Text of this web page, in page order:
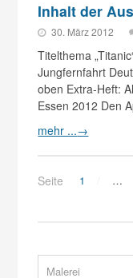
Inhalt der
30. März 2012
Titelthema
Jungfernfahrt
oben Extra-Heft:
Essen 2012 Den
mehr ...→
Seite 1 …